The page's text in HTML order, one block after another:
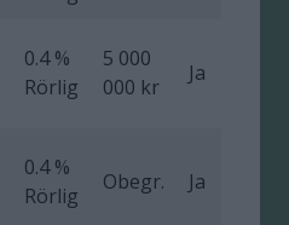
0.4 %
Rörlig
5 000
000 kr
Ja
0.4 %
Rörlig
Obegr. Ja